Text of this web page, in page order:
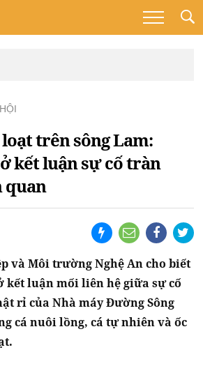
loạt trên sông Lam:
kết luận sự cố tràn
quan
và Môi trường Nghệ An cho biết
kết luận mối liên hệ giữa sự cố
rỉ của Nhà máy Đường Sông
cá nuôi lồng, cá tự nhiên và ốc